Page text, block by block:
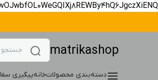
matrikashop
دسته‌بندی محصولاتخانهپیگیری